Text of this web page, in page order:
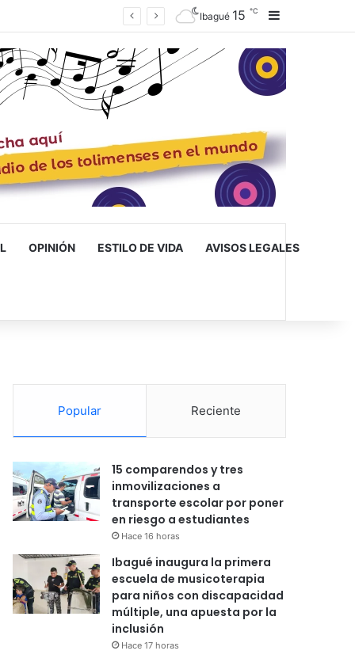
Ibagué 15 ℃
OPINIÓN ESTILO DE VIDA AVISOS LEGALES
Popular Reciente
15 comparendos y tres
inmovilizaciones a
transporte escolar por poner
en riesgo a estudiantes
Hace 16 horas
Ibagué inaugura la primera
escuela de musicoterapia
para niños con discapacidad
múltiple, una apuesta por la
inclusión
Hace 17 horas